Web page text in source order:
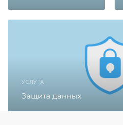
УСЛУГА
Защита данных